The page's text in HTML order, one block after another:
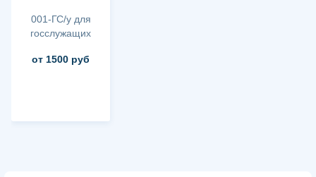
001-ГС/у для
госслужащих
от 1500 руб